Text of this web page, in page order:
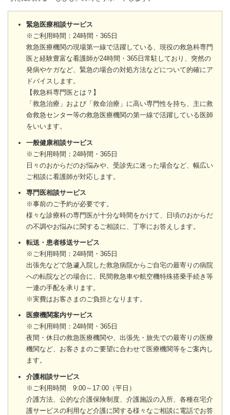
緊急医療相談サービス
※ご利用時間：24時間・365日
救急医療機関の現場第一線で活躍している、現役の救急科専門
医と経験豊富な看護師が24時間・365日常駐しており、突然の
発病やケガなど、緊急の場合の対処方法などについて的確にア
ドバイスします。
【救急科専門医とは？】
「救急治療」および「救命治療」に高い専門性を持ち、主に救
命救急センター等の救急医療機関の第一線で活躍している医師
をいいます。
一般健康相談サービス
※ご利用時間：24時間・365日
日々のおからだのお悩みや、受診先に迷った場合など、幅広い
ご相談に看護師が対応します。
専門医相談サービス
※事前のご予約が必要です。
様々な診療科の専門医が十分な時間をかけて、日頃のおからだ
の不調やお悩みに関するご相談に、丁寧にお答えします。
転送・患者移送サービス
※ご利用時間：24時間・365日
出張先などで急遽入院した救急病院からご自宅の最寄りの病院
への転院などの場合に、民間救急車や航空機特殊搭乗手続き等
一連の手配を承ります。
※実費はお客さまのご負担となります。
医療機関案内サービス
※ご利用時間：24時間・365日
夜間・休日の救急医療機関や、出張先・旅先での最寄りの医療
機関など、お客さまのご要望に合わせて医療機関等をご案内し
ます。
介護相談サービス
※ご利用時間 9:00～17:00（平日）
介護方法、公的な介護保険制度、介護施設の入所、各種在宅介
護サービスの利用など介護に関する様々なご相談に電話でお答